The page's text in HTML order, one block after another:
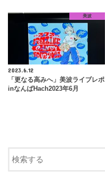
美波
2023.6.12
「更なる高みへ」美波ライブレポ
inなんばHach2023年6月